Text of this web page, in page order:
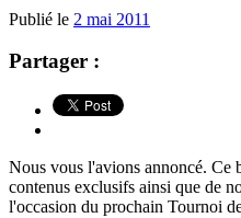
Publié le 2 mai 2011
Partager :
Nous vous l'avions annoncé. Ce
contenus exclusifs ainsi que de
l'occasion du prochain Tournoi